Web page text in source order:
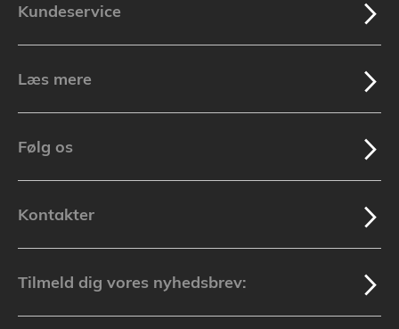
Kundeservice
Læs mere
Følg os
Kontakter
Tilmeld dig vores nyhedsbrev: